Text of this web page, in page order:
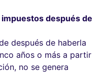
después de
después de haberla
años o más a partir
no se genera